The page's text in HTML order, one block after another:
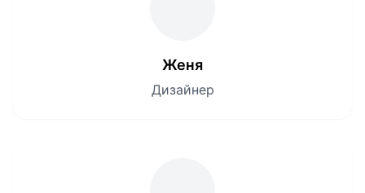
Женя
Дизайнер